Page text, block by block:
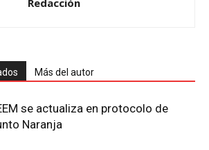
Redacción
Más del autor
se actualiza en protocolo de
Naranja